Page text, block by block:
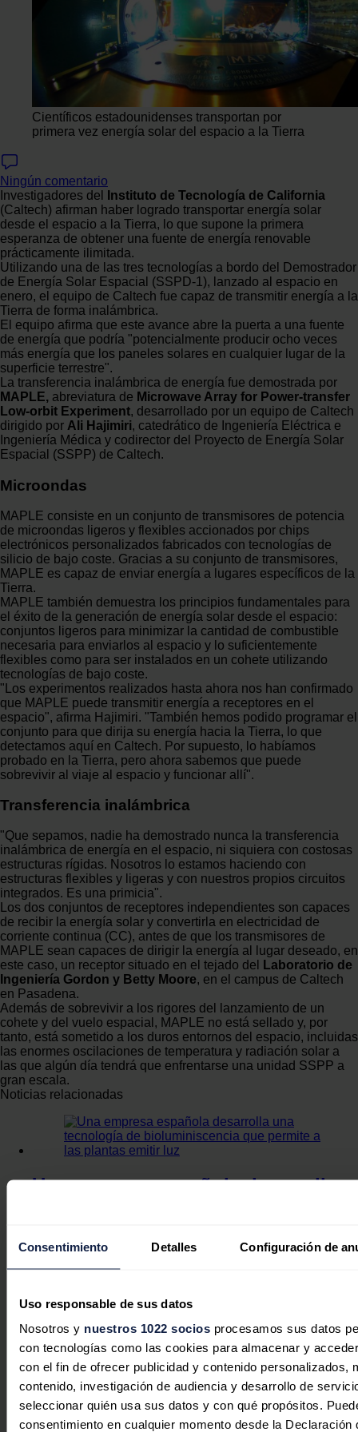
Consentimiento Detalles Configuración de
Uso responsable de sus datos
Nosotros y nuestros 1022 sociosprocesamos sus datos
con tecnologías como las cookies para almacenar y
con el fin de ofrecer publicidad y contenido personalizados,
contenido, investigación de audiencia y desarrollo de
seleccionar quién usa sus datos y con qué propósitos.
consentimiento en cualquier momento desde la
Científicos estadounidenses transportan por
primera vez energía solar del espacio a la Tierra
Ningún comentario
Investigadores del
Instituto de Tecnología de California
(Caltech) afirman haber logrado transportar energía solar
desde el espacio a la Tierra, lo que supone la primera
esperanza de obtener una fuente de energía renovable
prácticamente ilimitada.
Utilizando una de las tres tecnologías a bordo del Demostrador
de Energía Solar Espacial (SSPD-1), lanzado al espacio en
enero, el equipo de Caltech fue capaz de transmitir energía a la
Tierra de forma inalámbrica.
El equipo afirma que este avance abre la puerta a una fuente
de energía que podría "potencialmente producir ocho veces
más energía que los paneles solares en cualquier lugar de la
superficie terrestre".
La transferencia inalámbrica de energía fue demostrada por
MAPLE, abreviatura de Microwave Array for Power-transfer
Low-orbit Experiment, desarrollado por un equipo de Caltech
dirigido por Ali Hajimiri, catedrático de Ingeniería Eléctrica e
Ingeniería Médica y codirector del Proyecto de Energía Solar
Espacial (SSPP) de Caltech.
Microondas
MAPLE consiste en un conjunto de transmisores de potencia
de microondas ligeros y flexibles accionados por chips
electrónicos personalizados fabricados con tecnologías de
silicio de bajo coste. Gracias a su conjunto de transmisores,
MAPLE es capaz de enviar energía a lugares específicos de la
Tierra.
MAPLE también demuestra los principios fundamentales para
el éxito de la generación de energía solar desde el espacio:
conjuntos ligeros para minimizar la cantidad de combustible
necesaria para enviarlos al espacio y lo suficientemente
flexibles como para ser instalados en un cohete utilizando
tecnologías de bajo coste.
"Los experimentos realizados hasta ahora nos han confirmado
que MAPLE puede transmitir energía a receptores en el
espacio", afirma Hajimiri. "También hemos podido programar el
conjunto para que dirija su energía hacia la Tierra, lo que
detectamos aquí en Caltech. Por supuesto, lo habíamos
probado en la Tierra, pero ahora sabemos que puede
sobrevivir al viaje al espacio y funcionar allí".
Transferencia inalámbrica
"Que sepamos, nadie ha demostrado nunca la transferencia
inalámbrica de energía en el espacio, ni siquiera con costosas
estructuras rígidas. Nosotros lo estamos haciendo con
estructuras flexibles y ligeras y con nuestros propios circuitos
integrados. Es una primicia".
Los dos conjuntos de receptores independientes son capaces
de recibir la energía solar y convertirla en electricidad de
corriente continua (CC), antes de que los transmisores de
MAPLE sean capaces de dirigir la energía al lugar deseado, en
este caso, un receptor situado en el tejado del
Laboratorio de
Ingeniería Gordon y Betty Moore, en el campus de Caltech
en Pasadena.
Además de sobrevivir a los rigores del lanzamiento de un
cohete y del vuelo espacial, MAPLE no está sellado y, por
tanto, está sometido a los duros entornos del espacio, incluidas
las enormes oscilaciones de temperatura y radiación solar a
las que algún día tendrá que enfrentarse una unidad SSPP a
gran escala.
Noticias relacionadas
Una empresa española desarrolla
plantas emitir luz
Statkraft, Cementos Portland
Valderrivas y Fortia amplían hasta
2036 su acuerdo de suministro de